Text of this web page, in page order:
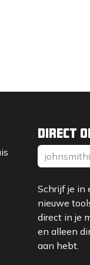
Direct
Schrijf je in
nieuwe
direct in je
en alleen
aan hebt.